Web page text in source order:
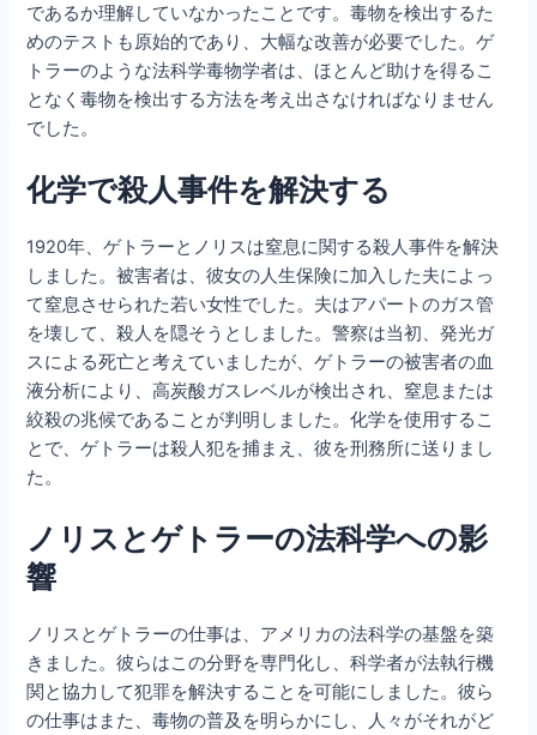
であるか理解していなかったことです。毒物を検出するた
めのテストも原始的であり、大幅な改善が必要でした。ゲ
トラーのような法科学毒物学者は、ほとんど助けを得るこ
となく毒物を検出する方法を考え出さなければなりません
でした。
化学で殺人事件を解決する
1920年、ゲトラーとノリスは窒息に関する殺人事件を解決
しました。被害者は、彼女の人生保険に加入した夫によっ
て窒息させられた若い女性でした。夫はアパートのガス管
を壊して、殺人を隠そうとしました。警察は当初、発光ガ
スによる死亡と考えていましたが、ゲトラーの被害者の血
液分析により、高炭酸ガスレベルが検出され、窒息または
絞殺の兆候であることが判明しました。化学を使用するこ
とで、ゲトラーは殺人犯を捕まえ、彼を刑務所に送りまし
た。
ノリスとゲトラーの法科学への影
響
ノリスとゲトラーの仕事は、アメリカの法科学の基盤を築
きました。彼らはこの分野を専門化し、科学者が法執行機
関と協力して犯罪を解決することを可能にしました。彼ら
の仕事はまた、毒物の普及を明らかにし、人々がそれがど